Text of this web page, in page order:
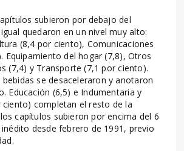
subieron por debajo del
quedaron en un nivel muy alto:
(8,4 por ciento), Comunicaciones
Equipamiento del hogar (7,8), Otros
(7,4) y Transporte (7,1 por ciento).
se desaceleraron y anotaron
Educación (6,5) e Indumentaria y
ciento) completan el resto de la
capítulos subieron por encima del 6
desde febrero de 1991, previo